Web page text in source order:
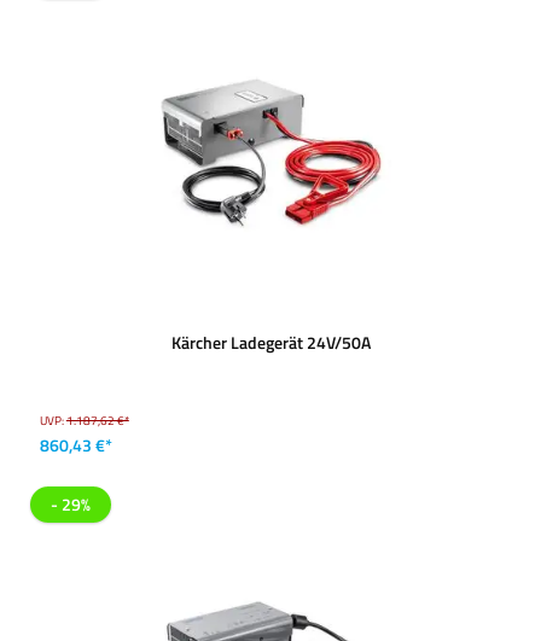
Kärcher Ladegerät 24V/50A
UVP:1.187,62 €*
860,43 €*
- 29%